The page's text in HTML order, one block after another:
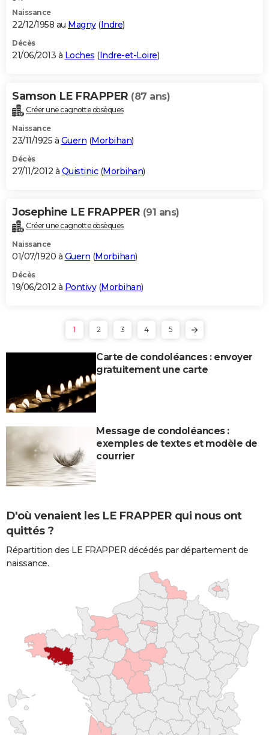
Naissance
22/12/1958 au Magny(Indre)
Décès
21/06/2013 à Loches (Indre-et-Loire)
Samson LE FRAPPER (87 ans)
Créer une cagnotte obsèques
Naissance
23/11/1925 à Guern (Morbihan)
Décès
27/11/2012 à Quistinic(Morbihan)
Josephine LE FRAPPER (91 ans)
Créer une cagnotte obsèques
Naissance
01/07/1920 à Guern (Morbihan)
Décès
19/06/2012 à Pontivy(Morbihan)
1 2 3 4 5
Carte de condoléances : envoyer
gratuitement une carte
Message de condoléances :
exemples de textes et modèle de
courrier
D'où venaient les LE FRAPPER qui nous ont
quittés ?
Répartition des LE FRAPPER décédés par département de
naissance.